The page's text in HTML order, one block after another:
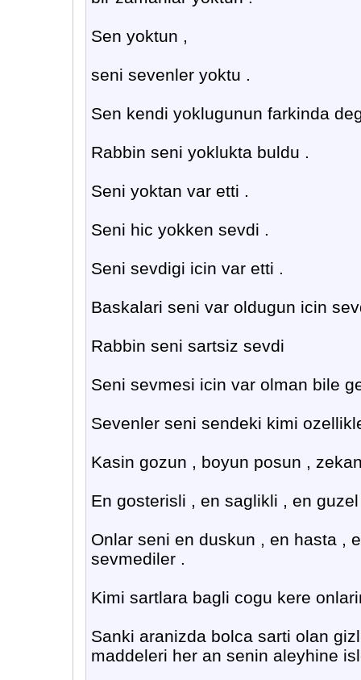
Sen yoktun ,
seni sevenler yoktu .
Sen kendi yoklugunun farkinda
Rabbin seni yoklukta buldu .
Seni yoktan var etti .
Seni hic yokken sevdi .
Seni sevdigi icin var etti .
Baskalari seni var oldugun icin
Rabbin seni sartsiz sevdi
Seni sevmesi icin var olman bile
Sevenler seni sendeki kimi
Kasin gozun , boyun posun ,
En gosterisli , en saglikli , en
Onlar seni en duskun , en hasta ,
sevmediler .
Kimi sartlara bagli cogu kere
Sanki aranizda bolca sarti olan
maddeleri her an senin aleyhine